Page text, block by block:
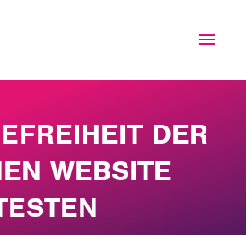
DER
WEBSITE